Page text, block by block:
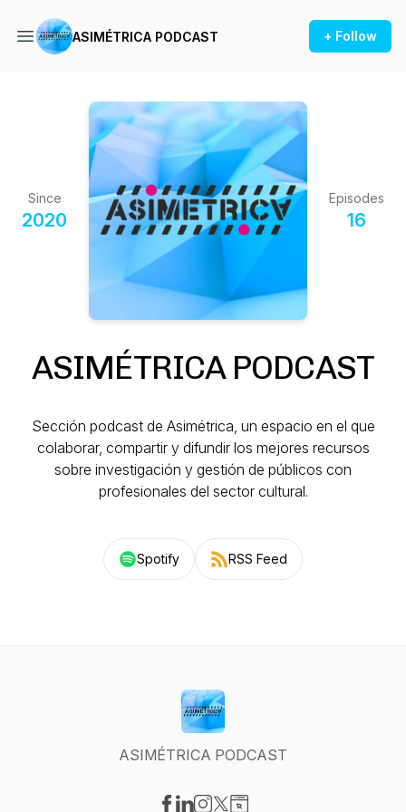
ASIMÉTRICA PODCAST + Follow
Since
2020
Episodes
16
ASIMÉTRICA PODCAST
Sección podcast de Asimétrica, un espacio en el que
colaborar, compartir y difundir los mejores recursos
sobre investigación y gestión de públicos con
profesionales del sector cultural.
Spotify RSS Feed
ASIMÉTRICA PODCAST